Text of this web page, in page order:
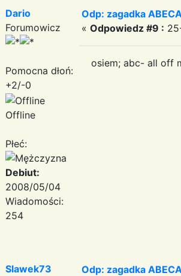
Dario
Forumowicz
Pomocna dłoń:
+2/-0
Offline
Płeć:
Debiut:
2008/05/04
Wiadomości:
254
Odp: zagadka
« Odpowiedz #9 :
osiem; abc- all off
Slawek73
Odp: zagadka